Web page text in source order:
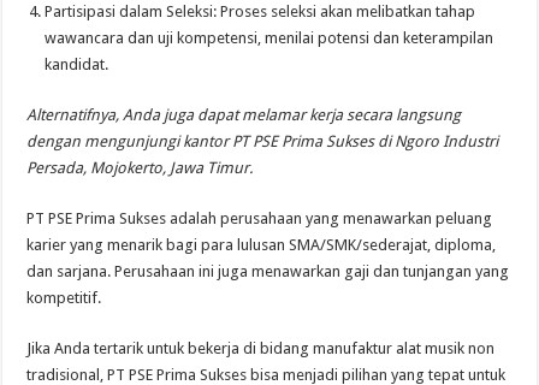
Partisipasi dalam Seleksi: Proses seleksi akan melibatkan tahap
wawancara dan uji kompetensi, menilai potensi dan keterampilan
kandidat.
Alternatifnya, Anda juga dapat melamar kerja secara langsung
dengan mengunjungi kantor PT PSE Prima Sukses di Ngoro Industri
Persada, Mojokerto, Jawa Timur.
PT PSE Prima Sukses adalah perusahaan yang menawarkan peluang
karier yang menarik bagi para lulusan SMA/SMK/sederajat, diploma,
dan sarjana. Perusahaan ini juga menawarkan gaji dan tunjangan yang
kompetitif.
Jika Anda tertarik untuk bekerja di bidang manufaktur alat musik non
tradisional, PT PSE Prima Sukses bisa menjadi pilihan yang tepat untuk